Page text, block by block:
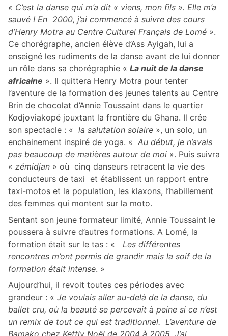
« C’est la danse qui m’a dit « viens, mon fils ». Elle m’a
sauvé ! En 2000, j’ai commencé à suivre des cours
d’Henry Motra au Centre Culturel Français de Lomé ».
Ce chorégraphe, ancien élève d’Ass Ayigah, lui a
enseigné les rudiments de la danse avant de lui donner
un rôle dans sa chorégraphie « La nuit de la danse
africaine ». Il quittera Henry Motra pour tenter
l’aventure de la formation des jeunes talents au Centre
Brin de chocolat d’Annie Toussaint dans le quartier
Kodjoviakopé jouxtant la frontière du Ghana. Il crée
son spectacle : « la salutation solaire », un solo, un
enchainement inspiré de yoga. « Au début, je n’avais
pas beaucoup de matières autour de moi ». Puis suivra
« zémidjan » où cinq danseurs retracent la vie des
conducteurs de taxi et établissent un rapport entre
taxi-motos et la population, les klaxons, l’habillement
des femmes qui montent sur la moto.
Sentant son jeune formateur limité, Annie Toussaint le
poussera à suivre d’autres formations. A Lomé, la
formation était sur le tas : «
Les différentes
rencontres m’ont permis de grandir mais la soif de la
formation était intense. »
Aujourd’hui, il revoit toutes ces périodes avec
grandeur : « Je voulais aller au-delà de la danse, du
ballet cru, où la beauté se percevait à peine si ce n’est
un remix de tout ce qui est traditionnel. L’aventure de